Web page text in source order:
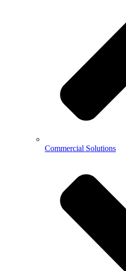
Commercial Solutions